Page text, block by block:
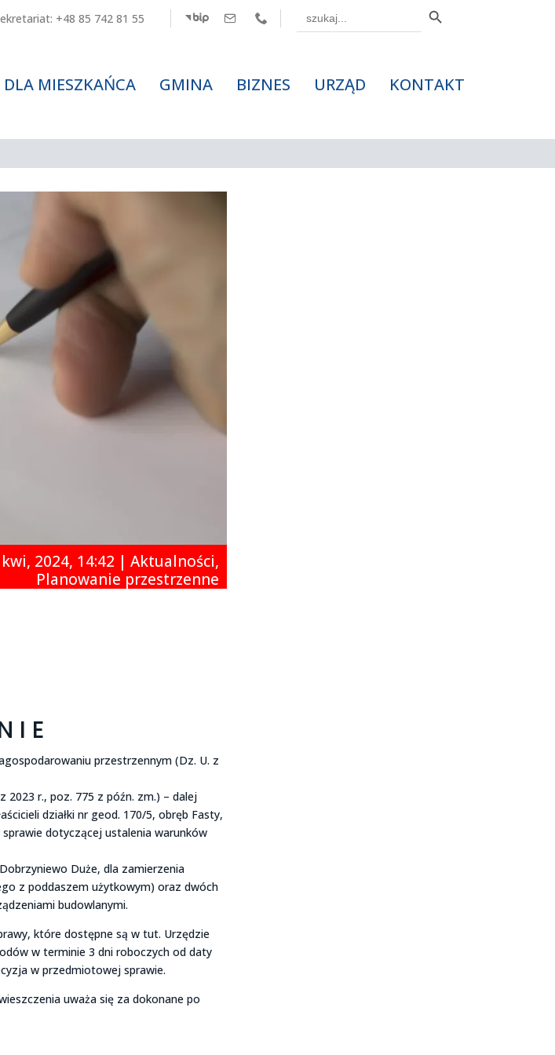
+48 85 742 81 55    for:
DLA MIESZKAŃCA GMINA BIZNES URZĄD KONTAKT
2024, 14:42 | Aktualności,
Planowanie przestrzenne
I E
przestrzennym (Dz. U. z
2023 r., poz. 775 z późn. zm.) – dalej
działki nr geod. 170/5, obręb Fasty,
dotyczącej ustalenia warunków
Duże, dla zamierzenia
z poddaszem użytkowym) oraz dwóch
budowlanymi.
które dostępne są w tut. Urzędzie
w terminie 3 dni roboczych od daty
w przedmiotowej sprawie.
uważa się za dokonane po